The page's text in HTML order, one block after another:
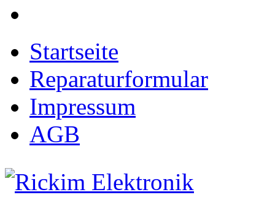
Startseite
Reparaturformular
Impressum
AGB